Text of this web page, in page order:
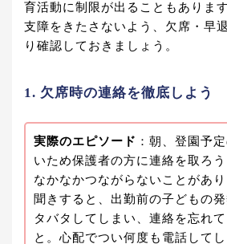
育活動に制限が出ることもありま
支障をきたさないよう、欠席・早
り確認しておきましょう。
1. 欠席時の連絡を徹底しよう
実際のエピソード ：朝、登園予
いため保護者の方に連絡を取ろう
なかなかつながらないことがあ
聞きすると、出勤前の子どもの
タバタしてしまい、連絡を忘れ
と。心配でつい何度も電話して